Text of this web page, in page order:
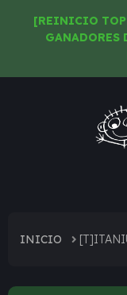
[REINICIO
GANADORES
INICIO